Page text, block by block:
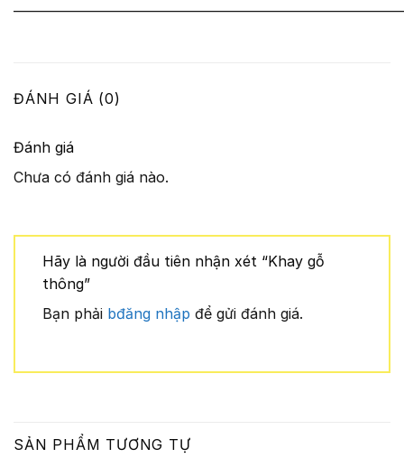
ĐÁNH GIÁ (0)
Đánh giá
Chưa có đánh giá nào.
Hãy là người đầu tiên nhận xét “Khay gỗ
thông”
Bạn phải bđăng nhập để gửi đánh giá.
SẢN PHẨM TƯƠNG TỰ